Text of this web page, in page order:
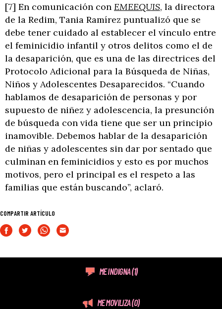
[7] En comunicación con EMEEQUIS, la directora
de la Redim, Tania Ramírez puntualizó que se
debe tener cuidado al establecer el vínculo entre
el feminicidio infantil y otros delitos como el de
la desaparición, que es una de las directrices del
Protocolo Adicional para la Búsqueda de Niñas,
Niños y Adolescentes Desaparecidos. “Cuando
hablamos de desaparición de personas y por
supuesto de niñez y adolescencia, la presunción
de búsqueda con vida tiene que ser un principio
inamovible. Debemos hablar de la desaparición
de niñas y adolescentes sin dar por sentado que
culminan en feminicidios y esto es por muchos
motivos, pero el principal es el respeto a las
familias que están buscando”, aclaró.
COMPARTIR ARTÍCULO
ME INDIGNA(1)
ME MOVILIZA(0)